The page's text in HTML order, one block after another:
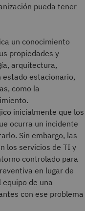
pueda tener
un conocimiento
propiedades y
arquitectura,
estacionario,
como la
inicialmente que los
ocurra un incidente
Sin embargo, las
los servicios de TI y
controlado para
en lugar de
de una
con ese problema